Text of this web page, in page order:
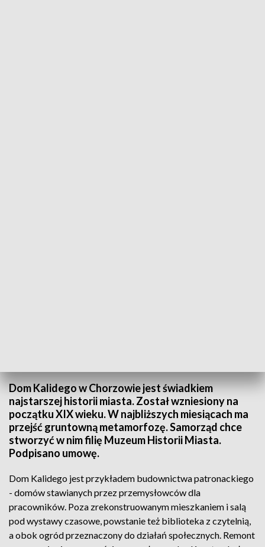
Dom Kalidego w Chorzowie jest świadkiem
najstarszej historii miasta. Został wzniesiony na
początku XIX wieku. W najbliższych miesiącach ma
przejść gruntowną metamorfozę. Samorząd chce
stworzyć w nim filię Muzeum Historii Miasta.
Podpisano umowę.
Dom Kalidego jest przykładem budownictwa patronackiego
- domów stawianych przez przemysłowców dla
pracowników. Poza zrekonstruowanym mieszkaniem i salą
pod wystawy czasowe, powstanie też biblioteka z czytelnią,
a obok ogród przeznaczony do działań społecznych. Remont